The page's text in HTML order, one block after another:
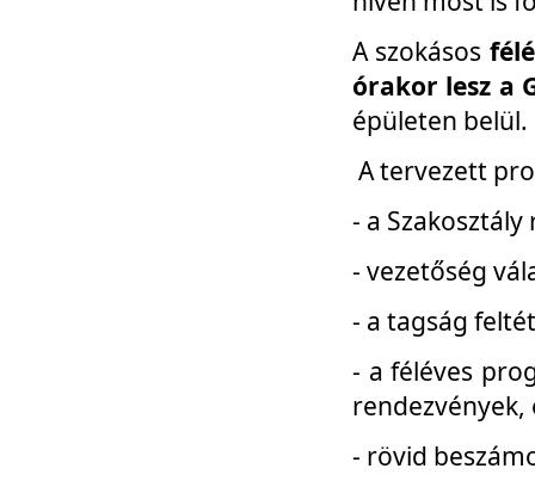
A szokásos
órakor lesz a
épületen belül.
A tervezett
- a
- vezetőség
- a tagság
- a féléves
- rövid